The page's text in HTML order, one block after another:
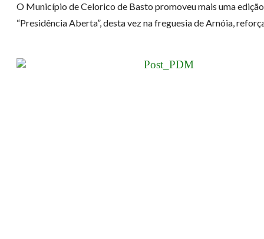
O Município de Celorico de Basto promoveu mais uma
“Presidência Aberta”, desta vez na freguesia de Arnóia,